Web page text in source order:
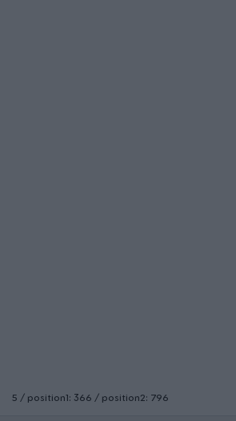
5 / position1: 366 / position2: 796